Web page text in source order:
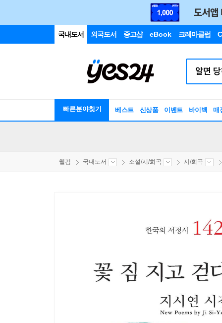
국내도서 외국도서 중고샵 eBook 크레마클럽
빠른분야찾기 베스트 신상품 이벤트 바이백 매
웰컴 국내도서 소설/시/희곡 시/희곡